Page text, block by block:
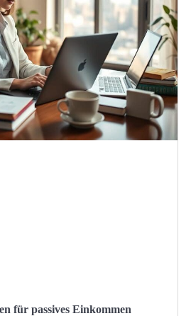
für passives Einkommen